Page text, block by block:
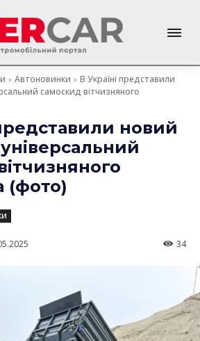
Автоновинки
В Україні представили
самоскид вітчизняного
новий
(фото)
34